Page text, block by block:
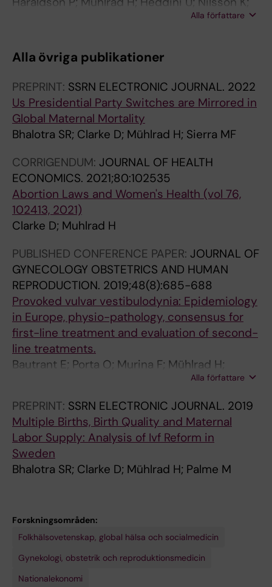
Alla författare
Alla övriga publikationer
PREPRINT: SSRN ELECTRONIC JOURNAL. 2022
Us Presidential Party Switches are Mirrored in
Global Maternal Mortality
Bhalotra SR; Clarke D; Mühlrad H; Sierra MF
CORRIGENDUM: JOURNAL OF HEALTH
ECONOMICS. 2021;80:102535
Abortion Laws and Women's Health (vol 76,
102413, 2021)
Clarke D; Muhlrad H
PUBLISHED CONFERENCE PAPER: JOURNAL OF
GYNECOLOGY OBSTETRICS AND HUMAN
REPRODUCTION. 2019;48(8):685-688
Provoked vulvar vestibulodynia: Epidemiology
in Europe, physio-pathology, consensus for
first-line treatment and evaluation of second-
line treatments.
Bautrant E; Porta O; Murina F; Mühlrad H;
Levêque C; Riant T; Ploteau S; Valancogne G;
Alla författare
PREPRINT: SSRN ELECTRONIC JOURNAL. 2019
Multiple Births, Birth Quality and Maternal
Labor Supply: Analysis of Ivf Reform in
Sweden
Bhalotra SR; Clarke D; Mühlrad H; Palme M
Forskningsområden:
Folkhälsovetenskap, global hälsa och socialmedicin
Gynekologi, obstetrik och reproduktionsmedicin
Nationalekonomi